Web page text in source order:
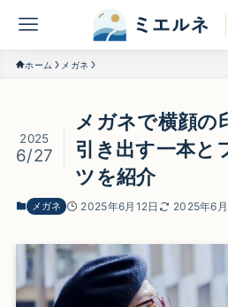
ホーム メガネ
メガネで横顔の
引き出す一本と
ツを紹介
2025
6/27
メガネ 2025年6月12日 2025年6